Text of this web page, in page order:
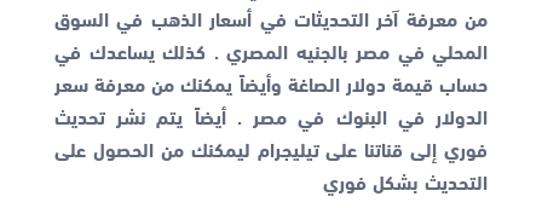
من معرفة آخر التحديثات في أسعار الذهب في السوق
المحلي في مصر بالجنيه المصري . كذلك يساعدك في
حساب قيمة دولار الصاغة وأيضاً يمكنك من معرفة سعر
الدولار في البنوك في مصر . أيضاً يتم نشر تحديث
فوري إلى قناتنا على تيليجرام ليمكنك من الحصول على
التحديث بشكل فوري